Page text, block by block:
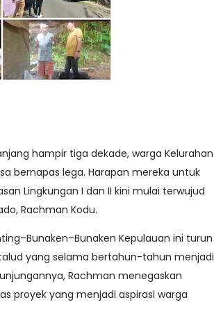
hampir tiga dekade, warga Kelurahan
bernapas lega. Harapan mereka untuk
Lingkungan I dan II kini mulai terwujud
Rachman Kodu.
Kepulauan ini turun
yang selama bertahun-tahun menjadi
Rachman menegaskan
proyek yang menjadi aspirasi warga